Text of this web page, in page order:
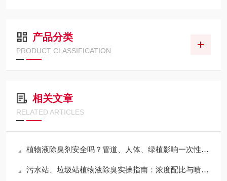
产品分类
PRODUCT CLASSIFICATION
相关文章
RELATED ARTICLES
植物液除臭剂安全吗？管道、人体、绿植影响一次性讲清
污水站、垃圾站植物液除臭实操指南：浓度配比与喷洒频次规范